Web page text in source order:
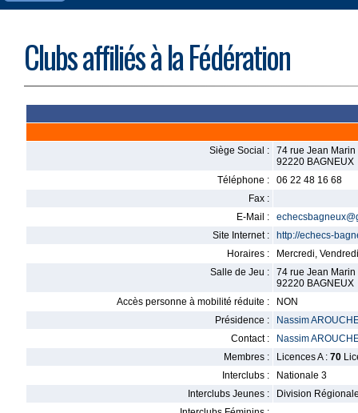
Clubs affiliés à la Fédération
Siège Social :
74 rue Jean
92220 BAGNEUX
Téléphone :
06 22 48 16 68
Fax :
E-Mail :
Site Internet :
http://echecs-
Horaires :
Mercredi,
Salle de Jeu :
74 rue Jean
92220 BAGNEUX
Accès personne à mobilité réduite :
NON
Présidence :
Nassim
Contact :
Nassim
Membres :
Licences A : 70
Interclubs :
Nationale 3
Interclubs Jeunes :
Division